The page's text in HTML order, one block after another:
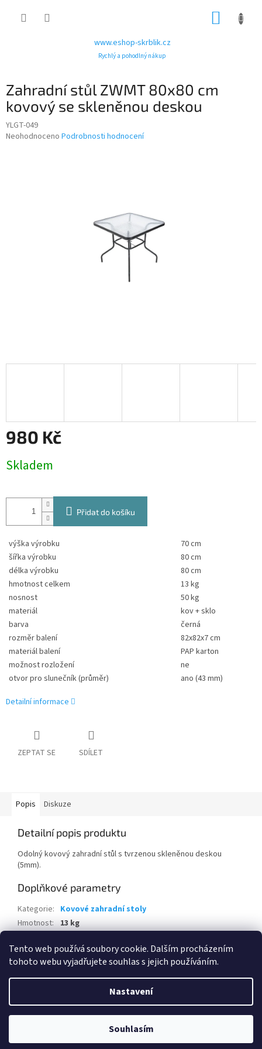
Tento web používá soubory cookie. Dalším procházením
tohoto webu vyjadřujete souhlas s jejich používáním.
Nastavení
Souhlasím
www.eshop-skrblik.cz
Rychlý a pohodlný nákup
Zahradní stůl ZWMT 80x80 cm
kovový se skleněnou deskou
YLGT-049
Průměrné
Neohodnoceno Podrobnosti hodnocení
980 Kč
cena:
Skladem
Přidat do košíku
výška výrobku
70 cm
šířka výrobku
80 cm
délka výrobku
80 cm
hmotnost celkem
13 kg
nosnost
50 kg
materiál
kov + sklo
barva
černá
rozměr balení
82x82x7 cm
materiál balení
PAP karton
možnost rozložení
ne
otvor pro slunečník (průměr)
ano (43 mm)
Detailní informace
ZEPTAT SE SDÍLET
Popis Diskuze
Detailní popis produktu
Odolný kovový zahradní stůl s tvrzenou skleněnou deskou
(5mm).
Doplňkové parametry
Kategorie: Kovové zahradní stoly
Hmotnost: 13 kg
Vytvořil Shoptet
www.eshop-skrblik.cz